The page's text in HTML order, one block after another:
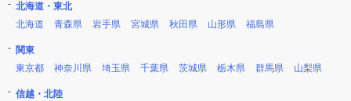
北海道・東北
北海道
青森県 岩手県 宮城県 秋田県 山形県 福島県
関東
東京都
神奈川県 埼玉県 千葉県 茨城県 栃木県 群馬県 山梨県
信越・北陸